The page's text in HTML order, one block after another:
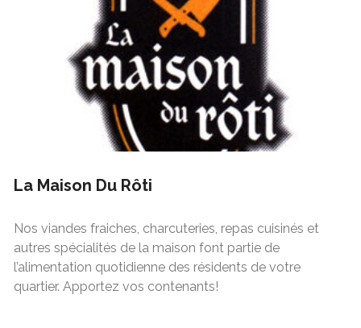
La Maison Du Rôti
Nos viandes fraiches, charcuteries, repas cuisinés et
autres spécialités de la maison font partie de
l’alimentation quotidienne des résidents de votre
quartier. Apportez vos contenants!